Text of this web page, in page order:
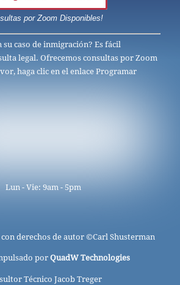
por Zoom Disponibles!
su caso de inmigración? Es fácil
legal. Ofrecemos consultas por Zoom
haga clic en el enlace Programar
Lun - Vie: 9am - 5pm
derechos de autor ©Carl Shusterman
por QuadW Technologies
Técnico Jacob Treger